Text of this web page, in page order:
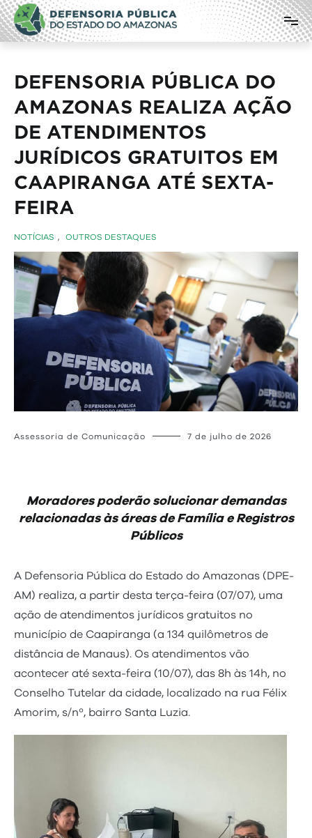
Pular
para
o
conteúdo
Defensoria Pública do Estado do
Amazonas
DEFENSORIA PÚBLICA DO
AMAZONAS REALIZA AÇÃO
DE ATENDIMENTOS
JURÍDICOS GRATUITOS EM
CAAPIRANGA ATÉ SEXTA-
FEIRA
NOTÍCIAS , OUTROS DESTAQUES
Assessoria de Comunicação 7 de julho de 2026
Moradores poderão solucionar demandas
relacionadas às áreas de Família e Registros
Públicos
A Defensoria Pública do Estado do Amazonas (DPE-
AM) realiza, a partir desta terça-feira (07/07), uma
ação de atendimentos jurídicos gratuitos no
município de Caapiranga (a 134 quilômetros de
distância de Manaus). Os atendimentos vão
acontecer até sexta-feira (10/07), das 8h às 14h, no
Conselho Tutelar da cidade, localizado na rua Félix
Amorim, s/nº, bairro Santa Luzia.